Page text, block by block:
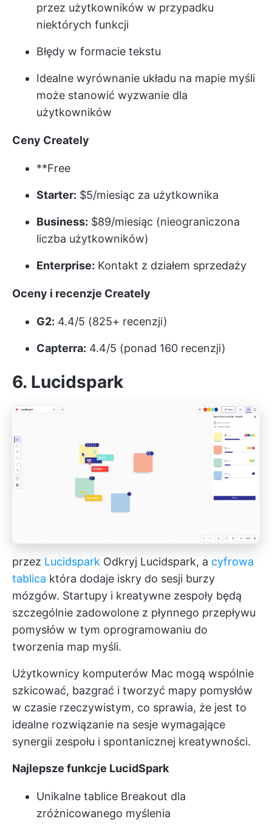
przez użytkowników w przypadku
niektórych funkcji
Błędy w formacie tekstu
Idealne wyrównanie układu na mapie myśli
może stanowić wyzwanie dla
użytkowników
Ceny Creately
**Free
Starter: $5/miesiąc za użytkownika
Business: $89/miesiąc (nieograniczona
liczba użytkowników)
Enterprise: Kontakt z działem sprzedaży
Oceny i recenzje Creately
G2: 4.4/5 (825+ recenzji)
Capterra: 4.4/5 (ponad 160 recenzji)
6. Lucidspark
przez Lucidspark Odkryj Lucidspark, a cyfrowa
tablica która dodaje iskry do sesji burzy
mózgów. Startupy i kreatywne zespoły będą
szczególnie zadowolone z płynnego przepływu
pomysłów w tym oprogramowaniu do
tworzenia map myśli.
Użytkownicy komputerów Mac mogą wspólnie
szkicować, bazgrać i tworzyć mapy pomysłów
w czasie rzeczywistym, co sprawia, że jest to
idealne rozwiązanie na sesje wymagające
synergii zespołu i spontanicznej kreatywności.
Najlepsze funkcje LucidSpark
Unikalne tablice Breakout dla
zróżnicowanego myślenia